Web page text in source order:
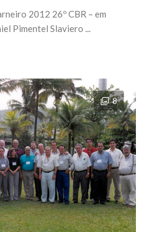
2012 26º CBR – em
Pimentel Slaviero ...
8